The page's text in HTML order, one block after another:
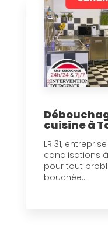
cuisine à
LR 31,
canalisations
pour tout
bouchée....